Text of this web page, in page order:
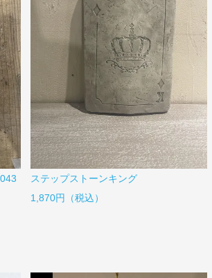
ステップストーンキング
1,870円（税込）